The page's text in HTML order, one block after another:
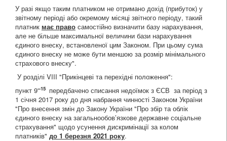
У разі якщо таким платником не отримано дохід (прибуток) у
звітному періоді або окремому місяці звітного періоду, такий
платник має право самостійно визначити базу нарахування,
але не більше максимальної величини бази нарахування
єдиного внеску, встановленої цим Законом. При цьому сума
єдиного внеску не може бути меншою за розмір мінімального
страхового внеску".
У розділі VIII "Прикінцеві та перехідні положення":
пункт 9--15 передбачено списання недоїмок з ЄСВ за період з
1 січня 2017 року до дня набрання чинності Законом України
"Про внесення змін до Закону України "Про збір та облік
єдиного внеску на загальнообов’язкове державне соціальне
страхування" щодо усунення дискримінації за колом
платників" до 1 березня 2021 року.